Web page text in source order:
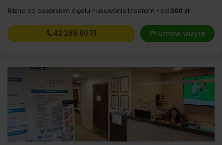
Blizna po cesarskim cięciu - usuwanie laserem od 300 zł
Umów wizytę
42 289 90 71